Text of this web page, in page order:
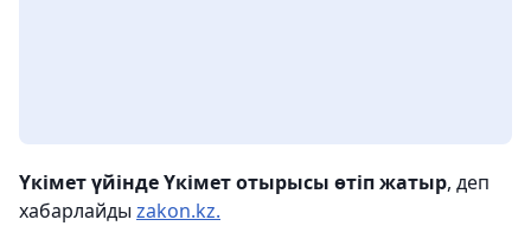
Үкімет үйінде Үкімет отырысы өтіп жатыр, деп
хабарлайды zakon.kz.